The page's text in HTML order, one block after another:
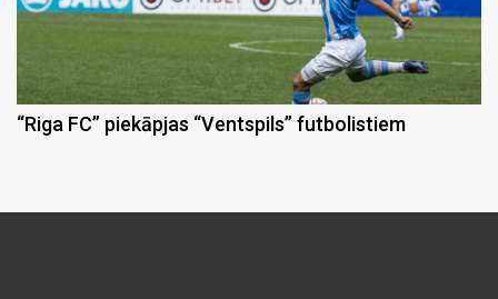
“Riga FC” piekāpjas “Ventspils” futbolistiem